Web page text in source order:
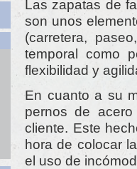
Las zapatas de
son unos
(carretera,
temporal como
flexibilidad y
En cuanto a su
pernos de
cliente. Este
hora de colocar
el uso de